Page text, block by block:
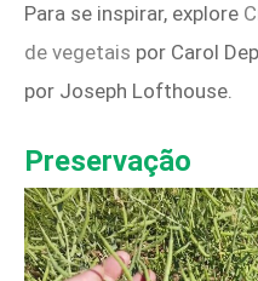
Para se inspirar, explore
de vegetais por Carol
por Joseph Lofthouse.
Preservação